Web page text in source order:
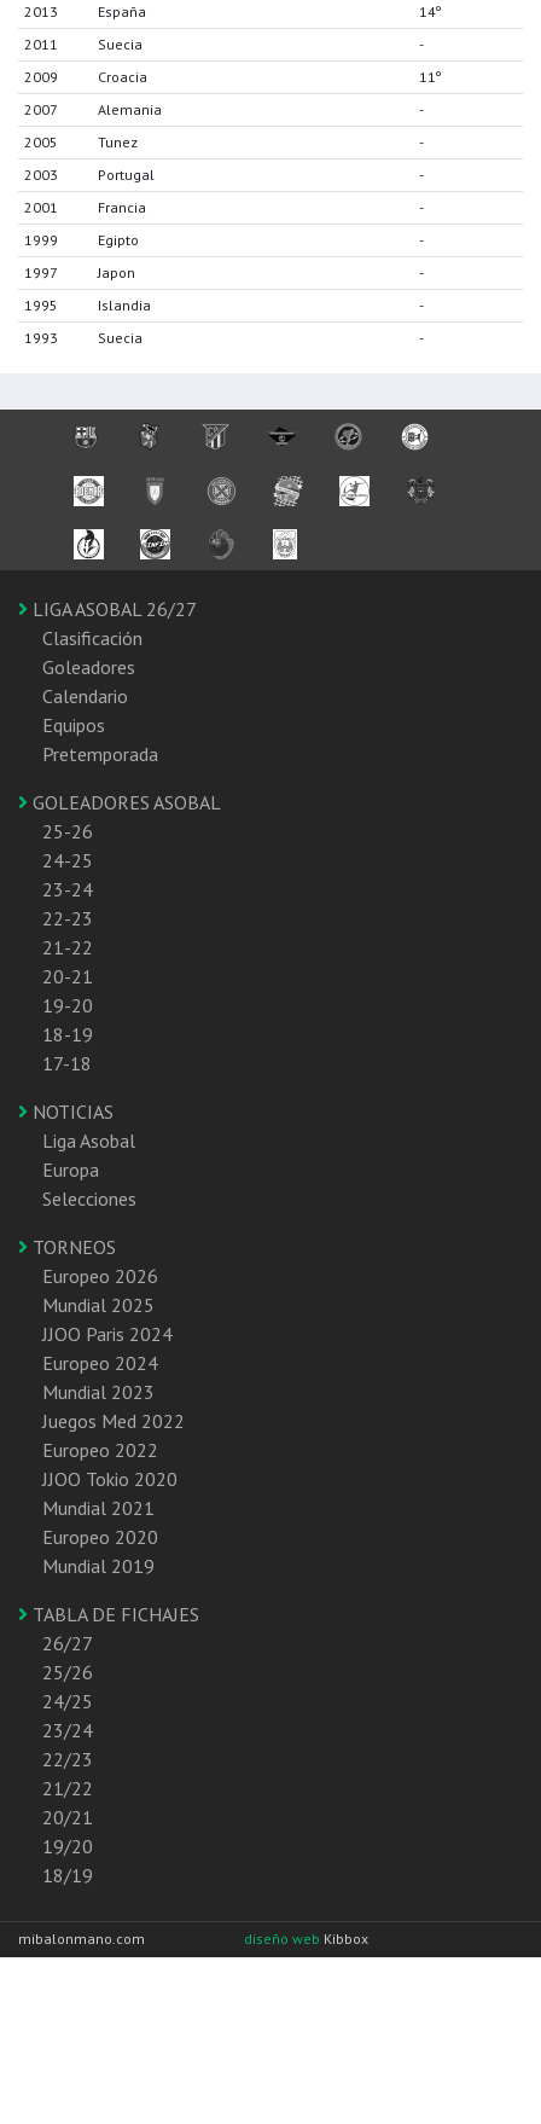
2013
España
14º
2011
Suecia
-
2009
Croacia
11º
2007
Alemania
-
2005
Tunez
-
2003
Portugal
-
2001
Francia
-
1999
Egipto
-
1997
Japon
-
1995
Islandia
-
1993
Suecia -
LIGA ASOBAL 26/27
Clasificación
Goleadores
Calendario
Equipos
Pretemporada
GOLEADORES ASOBAL
25-26
24-25
23-24
22-23
21-22
20-21
19-20
18-19
17-18
NOTICIAS
Liga Asobal
Europa
Selecciones
TORNEOS
Europeo 2026
Mundial 2025
JJOO Paris 2024
Europeo 2024
Mundial 2023
Juegos Med 2022
Europeo 2022
JJOO Tokio 2020
Mundial 2021
Europeo 2020
Mundial 2019
TABLA DE FICHAJES
26/27
25/26
24/25
23/24
22/23
21/22
20/21
19/20
18/19
mibalonmano.com diseño web Kibbox